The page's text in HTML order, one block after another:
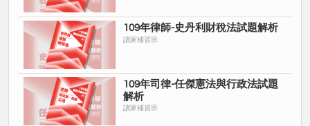
109年律師-史丹利財稅法試題解析
讀家補習班
109年司律-任傑憲法與行政法試題
解析
讀家補習班